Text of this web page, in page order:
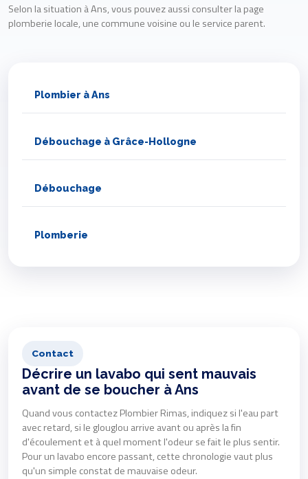
Selon la situation à Ans, vous pouvez aussi consulter la page
plomberie locale, une commune voisine ou le service parent.
Plombier à Ans
Débouchage à Grâce-Hollogne
Débouchage
Plomberie
Contact
Décrire un lavabo qui sent mauvais
avant de se boucher à Ans
Quand vous contactez Plombier Rimas, indiquez si l'eau part
avec retard, si le glouglou arrive avant ou après la fin
d'écoulement et à quel moment l'odeur se fait le plus sentir.
Pour un lavabo encore passant, cette chronologie vaut plus
qu'un simple constat de mauvaise odeur.